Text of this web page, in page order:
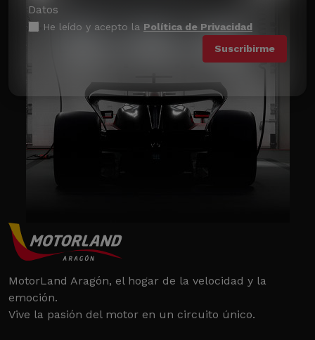
Datos
He leído y acepto la Política de Privacidad
MotorLand Aragón, el hogar de la velocidad y la
emoción.
Vive la pasión del motor en un circuito único.